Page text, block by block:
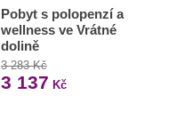
Pobyt s polopenzí a
wellness ve Vrátné
dolině
3 283 Kč
3 137 Kč